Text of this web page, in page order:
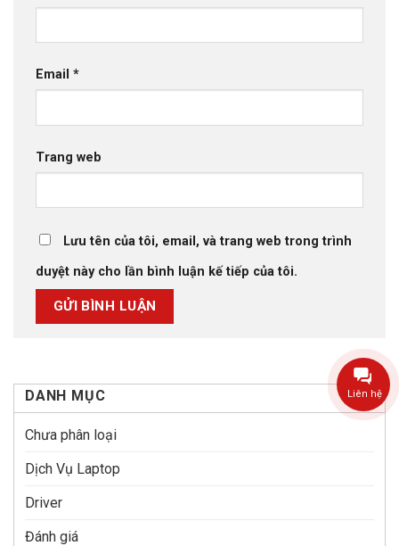
Email *
Trang web
Lưu tên của tôi, email, và trang web trong trình
duyệt này cho lần bình luận kế tiếp của tôi.
DANH MỤC
Chưa phân loại
Dịch Vụ Laptop
Driver
Đánh giá
Liên hệ